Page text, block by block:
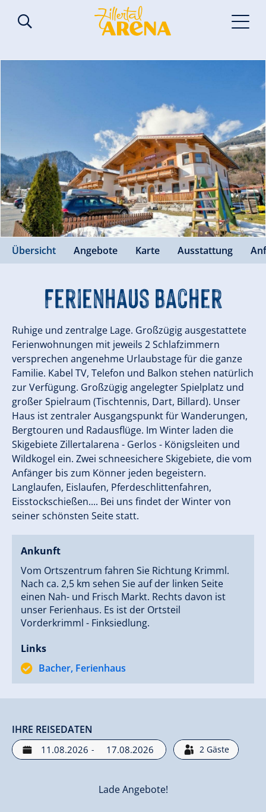
Übersicht Angebote Karte Ausstattung
Ferienhaus Bacher
Ruhige und zentralge Lage. Großzügig ausgestattete
Ferienwohnungen mit jeweils 2 Schlafzimmern
versprechen angenehme Urlaubstage für die ganze
Familie. Kabel TV, Telefon und Balkon stehen natürlich
zur Verfügung. Großzügig angelegter Spielplatz und
großer Spielraum (Tischtennis, Dart, Billard). Unser
Haus ist zentraler Ausgangspunkt für Wanderungen,
Bergtouren und Radausflüge. Im Winter laden die
Skigebiete Zillertalarena - Gerlos - Königsleiten und
Wildkogel ein. Zwei schneesichere Skigebiete, die vom
Anfänger bis zum Könner jeden begeistern.
Langlaufen, Eislaufen, Pferdeschlittenfahren,
Eisstockschießen.... Bei uns findet der Winter von
seiner schönsten Seite statt.
Ankunft
Vom Ortszentrum fahren Sie Richtung Krimml.
Nach ca. 2,5 km sehen Sie auf der linken Seite
einen Nah- und Frisch Markt. Rechts davon ist
unser Ferienhaus. Es ist der Ortsteil
Vorderkrimml - Finksiedlung.
Links
Bacher, Ferienhaus
IHRE REISEDATEN
- 2 Gäste
Lade Angebote!